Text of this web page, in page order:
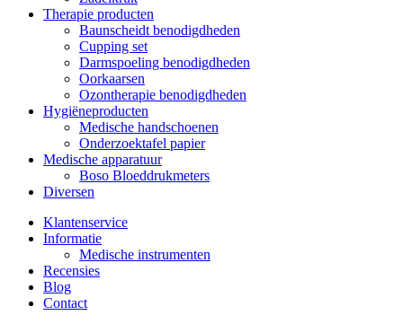
Therapie producten
Baunscheidt benodigdheden
Cupping set
Darmspoeling benodigdheden
Oorkaarsen
Ozontherapie benodigdheden
Hygiëneproducten
Medische handschoenen
Onderzoektafel papier
Medische apparatuur
Boso Bloeddrukmeters
Diversen
Klantenservice
Informatie
Medische instrumenten
Recensies
Blog
Contact